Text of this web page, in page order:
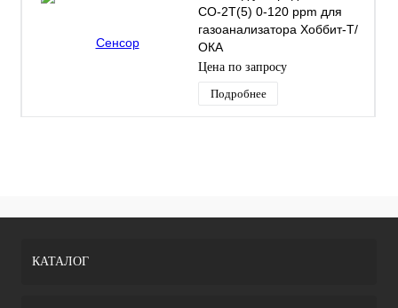
СО-2T(5) 0-120 ppm для
газоанализатора Хоббит-Т/
ОКА
Цена по запросу
Подробнее
КАТАЛОГ